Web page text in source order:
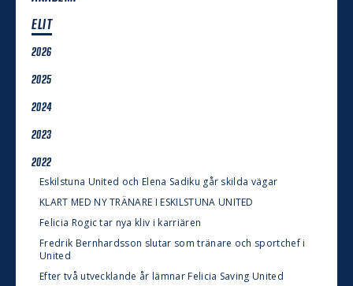
ELIT
2026
2025
2024
2023
2022
Eskilstuna United och Elena Sadiku går skilda vägar
KLART MED NY TRÄNARE I ESKILSTUNA UNITED
Felicia Rogic tar nya kliv i karriären
Fredrik Bernhardsson slutar som tränare och sportchef i
United
Efter två utvecklande år lämnar Felicia Saving United